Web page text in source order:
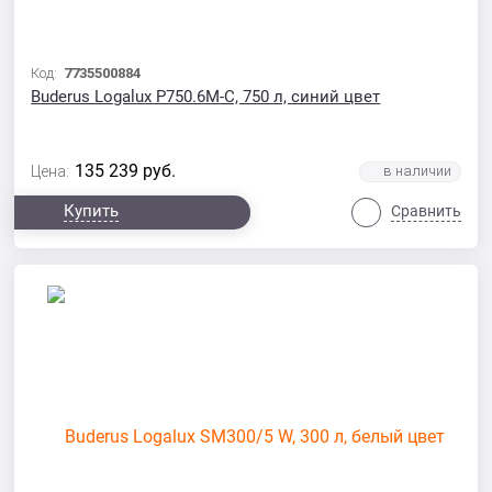
Код: 7735500884
Buderus Logalux P750.6M-C, 750 л, синий цвет
Цена: 135 239 руб.
Купить Сравнить